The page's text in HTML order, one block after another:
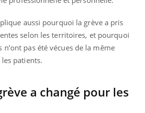
aussi pourquoi la grève a pris
selon les territoires, et pourquoi
n’ont pas été vécues de la même
patients.
a changé pour les